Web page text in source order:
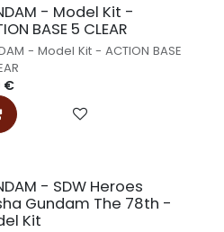
- Model Kit -
BASE 5 CLEAR
- Model Kit - ACTION BASE
€
- SDW Heroes
Gundam The 78th -
Kit